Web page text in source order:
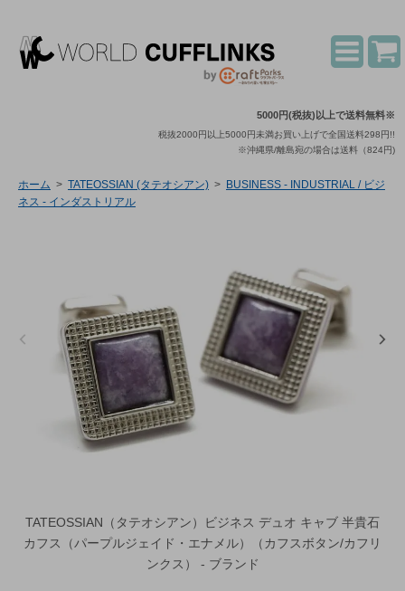
5000円(税抜)以上で送料無料※
税抜2000円以上5000円未満お買い上げで全国送料298円!!
※沖縄県/離島宛の場合は送料（824円)
ホーム > TATEOSSIAN (タテオシアン) > BUSINESS - INDUSTRIAL / ビジ
ネス - インダストリアル
TATEOSSIAN（タテオシアン）ビジネス デュオ キャブ 半貴石
カフス（パープルジェイド・エナメル）（カフスボタン/カフリ
ンクス） - ブランド